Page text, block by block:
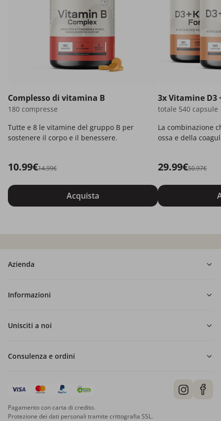
Complesso di vitamina B
180 compresse
Tutte e 8 le vitamine del gruppo B per
sostenere il corpo e il benessere.
10.99€14.99€
Acquista
3x Vitamine D3
totale 540 capsule
La combinazione
ossa e della
29.99€50.97€
Azienda
Informazioni
Unisciti a noi
Consulenza e ordini
Pagamento con carta di credito.
Protezione dei dati personali tramite crittografia SSL.